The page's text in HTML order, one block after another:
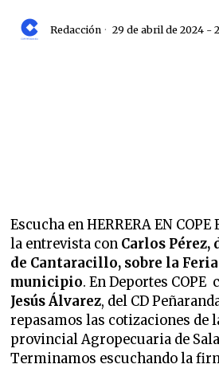
Redacción 29 de abril de 2024 -
Escucha en HERRERA EN COPE
la entrevista con Carlos Pérez,
de Cantaracillo, sobre la
municipio. En Deportes COPE
Jesús Álvarez, del CD
repasamos las cotizaciones de
provincial Agropecuaria de
Terminamos escuchando la